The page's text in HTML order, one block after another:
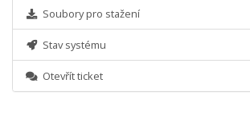
Soubory pro stažení
Stav systému
Otevřít ticket